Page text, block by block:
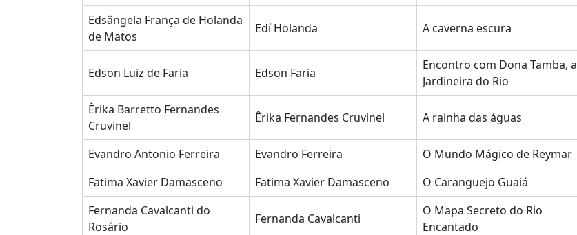
Edsângela França de Holanda
de Matos
Edí Holanda A caverna escura
Edson Luiz de Faria Edson Faria
Encontro com Dona Tamba, a
Jardineira do Rio
Êrika Barretto Fernandes
Cruvinel
Êrika Fernandes Cruvinel A rainha das águas
Evandro Antonio Ferreira Evandro Ferreira
O Mundo Mágico de Reymar
Fatima Xavier Damasceno
Fatima Xavier Damasceno
O Caranguejo Guaiá
Fernanda Cavalcanti do
Rosário
Fernanda Cavalcanti
O Mapa Secreto do Rio
Encantado